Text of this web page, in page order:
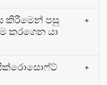
කිරීමෙන් පසු
කරගෙන යා
+
+